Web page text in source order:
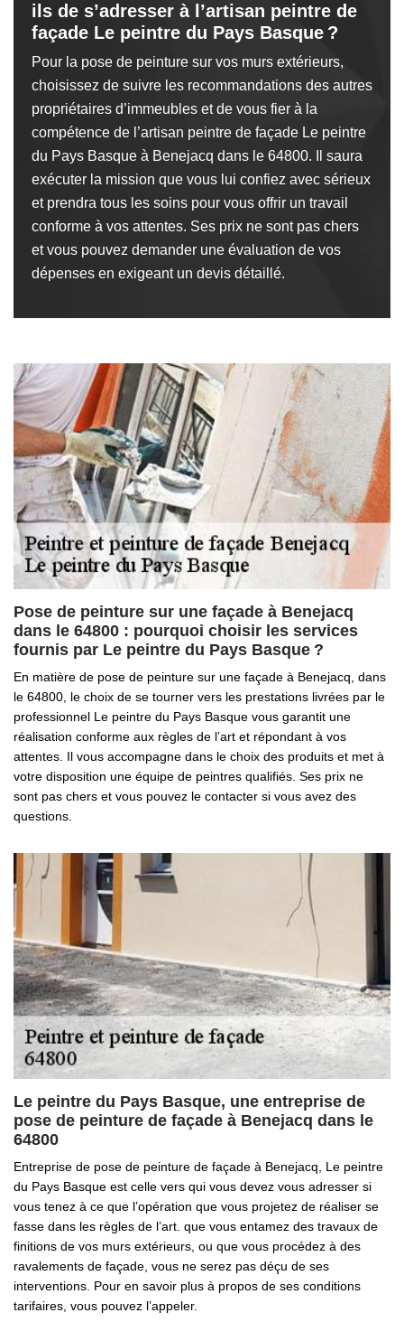
ils de s’adresser à l’artisan peintre de
façade Le peintre du Pays Basque ?
Pour la pose de peinture sur vos murs extérieurs,
choisissez de suivre les recommandations des autres
propriétaires d’immeubles et de vous fier à la
compétence de l’artisan peintre de façade Le peintre
du Pays Basque à Benejacq dans le 64800. Il saura
exécuter la mission que vous lui confiez avec sérieux
et prendra tous les soins pour vous offrir un travail
conforme à vos attentes. Ses prix ne sont pas chers
et vous pouvez demander une évaluation de vos
dépenses en exigeant un devis détaillé.
Pose de peinture sur une façade à Benejacq
dans le 64800 : pourquoi choisir les services
fournis par Le peintre du Pays Basque ?
En matière de pose de peinture sur une façade à Benejacq, dans
le 64800, le choix de se tourner vers les prestations livrées par le
professionnel Le peintre du Pays Basque vous garantit une
réalisation conforme aux règles de l’art et répondant à vos
attentes. Il vous accompagne dans le choix des produits et met à
votre disposition une équipe de peintres qualifiés. Ses prix ne
sont pas chers et vous pouvez le contacter si vous avez des
questions.
Le peintre du Pays Basque, une entreprise de
pose de peinture de façade à Benejacq dans le
64800
Entreprise de pose de peinture de façade à Benejacq, Le peintre
du Pays Basque est celle vers qui vous devez vous adresser si
vous tenez à ce que l’opération que vous projetez de réaliser se
fasse dans les règles de l’art. que vous entamez des travaux de
finitions de vos murs extérieurs, ou que vous procédez à des
ravalements de façade, vous ne serez pas déçu de ses
interventions. Pour en savoir plus à propos de ses conditions
tarifaires, vous pouvez l’appeler.